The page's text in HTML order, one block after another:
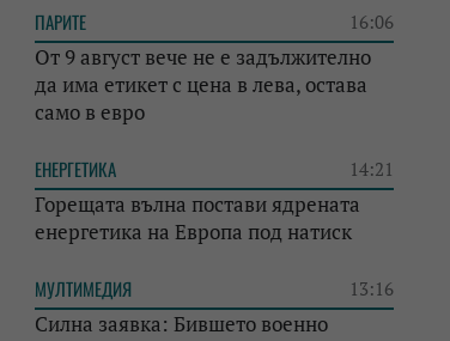
ПАРИТЕ 16:06
От 9 август вече не е задължително
да има етикет с цена в лева, остава
само в евро
ЕНЕРГЕТИКА 14:21
Горещата вълна постави ядрената
енергетика на Европа под натиск
МУЛТИМЕДИЯ 13:16
Силна заявка: Бившето военно